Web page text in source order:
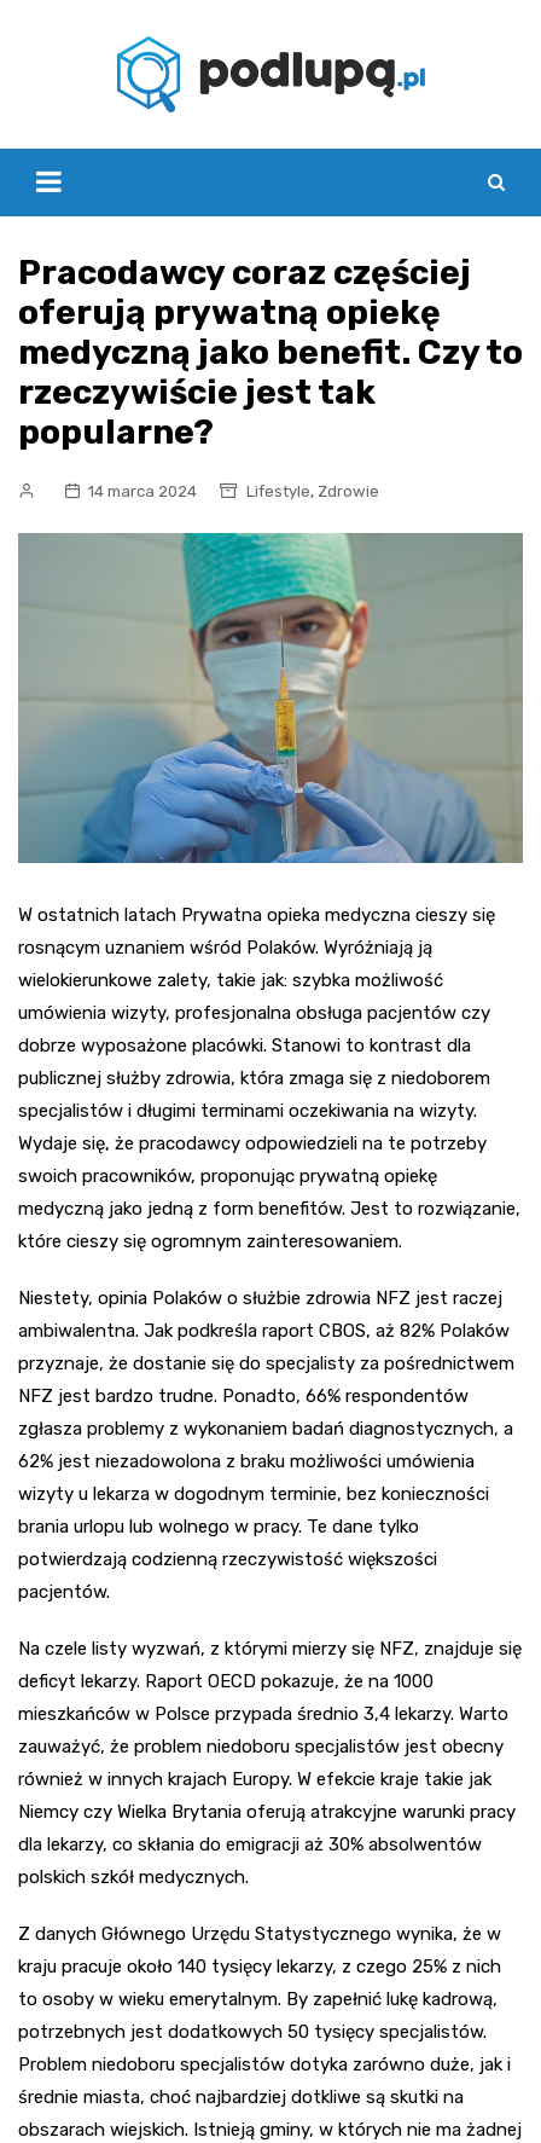
Pracodawcy coraz częściej
oferują prywatną opiekę
medyczną jako benefit. Czy to
rzeczywiście jest tak
popularne?
14 marca 2024 Lifestyle, Zdrowie
W ostatnich latach Prywatna opieka medyczna cieszy się
rosnącym uznaniem wśród Polaków. Wyróżniają ją
wielokierunkowe zalety, takie jak: szybka możliwość
umówienia wizyty, profesjonalna obsługa pacjentów czy
dobrze wyposażone placówki. Stanowi to kontrast dla
publicznej służby zdrowia, która zmaga się z niedoborem
specjalistów i długimi terminami oczekiwania na wizyty.
Wydaje się, że pracodawcy odpowiedzieli na te potrzeby
swoich pracowników, proponując prywatną opiekę
medyczną jako jedną z form benefitów. Jest to rozwiązanie,
które cieszy się ogromnym zainteresowaniem.
Niestety, opinia Polaków o służbie zdrowia NFZ jest raczej
ambiwalentna. Jak podkreśla raport CBOS, aż 82% Polaków
przyznaje, że dostanie się do specjalisty za pośrednictwem
NFZ jest bardzo trudne. Ponadto, 66% respondentów
zgłasza problemy z wykonaniem badań diagnostycznych, a
62% jest niezadowolona z braku możliwości umówienia
wizyty u lekarza w dogodnym terminie, bez konieczności
brania urlopu lub wolnego w pracy. Te dane tylko
potwierdzają codzienną rzeczywistość większości
pacjentów.
Na czele listy wyzwań, z którymi mierzy się NFZ, znajduje się
deficyt lekarzy. Raport OECD pokazuje, że na 1000
mieszkańców w Polsce przypada średnio 3,4 lekarzy. Warto
zauważyć, że problem niedoboru specjalistów jest obecny
również w innych krajach Europy. W efekcie kraje takie jak
Niemcy czy Wielka Brytania oferują atrakcyjne warunki pracy
dla lekarzy, co skłania do emigracji aż 30% absolwentów
polskich szkół medycznych.
Z danych Głównego Urzędu Statystycznego wynika, że w
kraju pracuje około 140 tysięcy lekarzy, z czego 25% z nich
to osoby w wieku emerytalnym. By zapełnić lukę kadrową,
potrzebnych jest dodatkowych 50 tysięcy specjalistów.
Problem niedoboru specjalistów dotyka zarówno duże, jak i
średnie miasta, choć najbardziej dotkliwe są skutki na
obszarach wiejskich. Istnieją gminy, w których nie ma żadnej